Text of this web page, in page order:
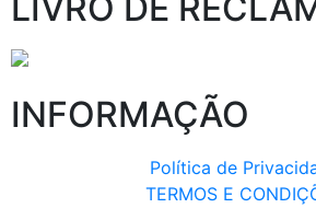
INFORMAÇÃO
Política de
TERMOS E